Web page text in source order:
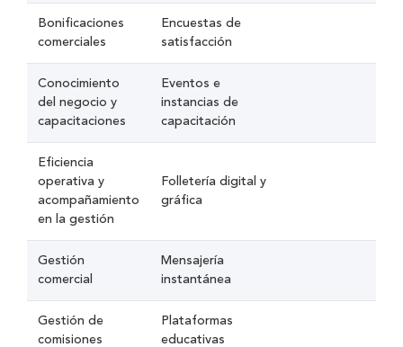
Bonificaciones
comerciales
Encuestas de
satisfacción
Conocimiento
del negocio y
capacitaciones
Eventos e
instancias de
capacitación
Eficiencia
operativa y
acompañamiento
en la gestión
Folletería digital y
gráfica
Gestión
comercial
Mensajería
instantánea
Gestión de
comisiones
Plataformas
educativas